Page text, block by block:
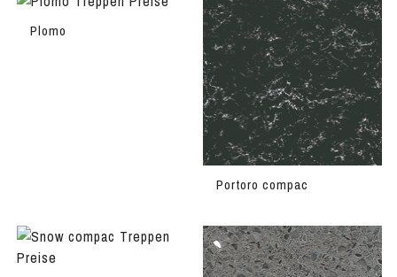
Plomo
Portoro compac